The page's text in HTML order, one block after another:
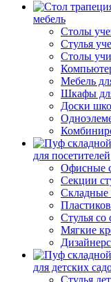
мебель
Столы
Стулья
Столы
Мебель
Шкафы
Доски
для посетителей
Офисные
Секции
Складные
Стулья со
Мягкие
для детских
Стулья